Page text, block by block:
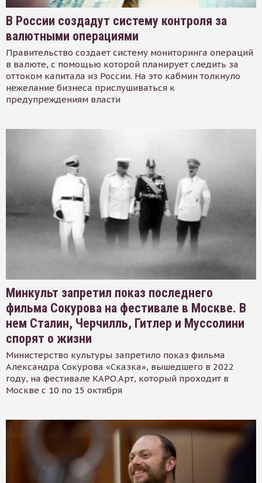
В России создадут систему контроля за
валютными операциями
Правительство создает систему мониторинга операций
в валюте, с помощью которой планирует следить за
оттоком капитала из России. На это кабмин толкнуло
нежелание бизнеса прислушиваться к
предупреждениям власти
Минкульт запретил показ последнего
фильма Сокурова на фестивале в Москве. В
нем Сталин, Черчилль, Гитлер и Муссолини
спорят о жизни
Министерство культуры запретило показ фильма
Александра Сокурова «Сказка», вышедшего в 2022
году, на фестивале КАРО.Арт, который проходит в
Москве с 10 по 15 октября